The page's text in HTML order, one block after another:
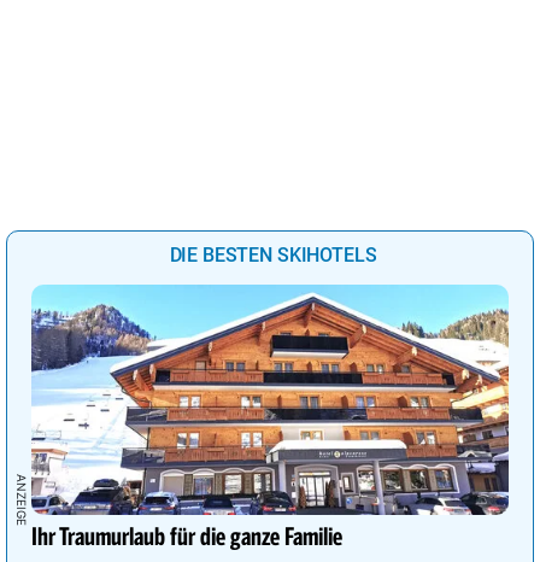
DIE BESTEN SKIHOTELS
Ihr Traumurlaub für die ganze Familie